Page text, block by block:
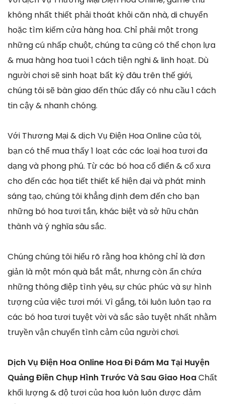
không nhất thiết phải thoát khỏi căn nhà, di chuyển
hoặc tìm kiếm cửa hàng hoa. Chỉ phải một trong
những cú nhấp chuột, chúng ta cũng có thể chọn lựa
& mua hàng hoa tuoi 1 cách tiện nghi & linh hoạt. Dù
người chơi sẽ sinh hoạt bất kỳ đâu trên thế giới,
chúng tôi sẽ bàn giao đến thúc đẩy có nhu cầu 1 cách
tin cậy & nhanh chóng.
Với Thương Mại & dịch Vụ Điện Hoa Online của tôi,
bạn có thể mua thấy 1 loạt các các loại hoa tươi đa
dạng và phong phú. Từ các bó hoa cổ điển & cổ xưa
cho đến các họa tiết thiết kế hiện đại và phát minh
sáng tạo, chúng tôi khẳng định đem đến cho bạn
những bó hoa tươi tắn, khác biệt và sở hữu chân
thành và ý nghĩa sâu sắc.
Chúng chúng tôi hiểu rõ rằng hoa không chỉ là đơn
giản là một món quà bắt mắt, nhưng còn ẩn chứa
những thông điệp tình yêu, sự chúc phúc và sự hình
tượng của việc tươi mới. Vì gắng, tôi luôn luôn tạo ra
các bó hoa tươi tuyệt vời và sắc sảo tuyệt nhất nhằm
truyền vận chuyển tình cảm của người chơi.
Dịch Vụ Điện Hoa Online Hoa Đi Đám Ma Tại Huyện
Quảng Điền Chụp Hình Trước Và Sau Giao HoaChất
khối lượng & độ tươi của hoa luôn luôn được đảm